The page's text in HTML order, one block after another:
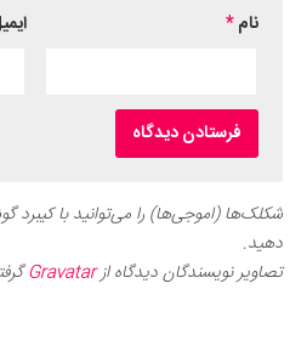
نام*
شکلک‌ها (اموجی‌ها) را می‌توانید با کیبرد
دهید.
تصاویر نویسندگان دیدگاه ازGravatar